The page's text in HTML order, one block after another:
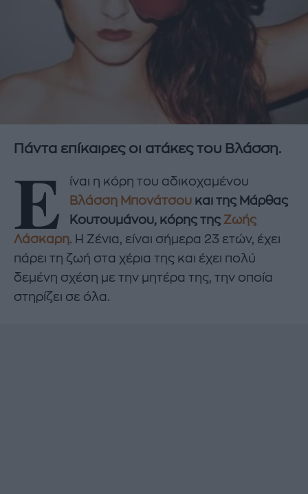
Πάντα επίκαιρες οι ατάκες του Βλάσση.
Ε
ίναι η κόρη του αδικοχαμένου
Βλάσση Μπονάτσου και της Μάρθας
Κουτουμάνου, κόρης της Ζωής
Λάσκαρη . Η Ζένια, είναι σήμερα 23 ετών, έχει
πάρει τη ζωή στα χέρια της και έχει πολύ
δεμένη σχέση με την μητέρα της, την οποία
στηρίζει σε όλα.